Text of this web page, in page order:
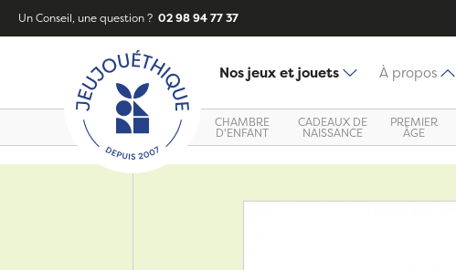
Un Conseil, une question ? 02 98 94 77 37
Nos jeux et jouets À propos
CHAMBRE
D'ENFANT
CADEAUX DE
NAISSANCE
PREMIER
ÂGE